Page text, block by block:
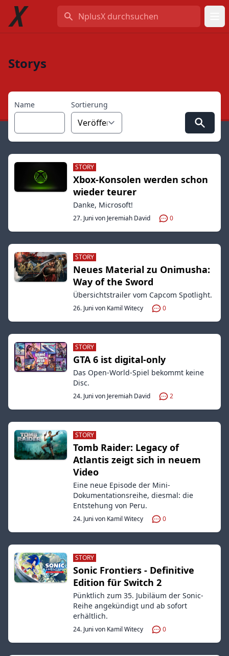
NplusX durchsuchen
Storys
STORY
Xbox-Konsolen werden schon
wieder teurer
Danke, Microsoft!
27. Juni von Jeremiah David 0
STORY
Neues Material zu Onimusha:
Way of the Sword
Übersichtstrailer vom Capcom Spotlight.
26. Juni von Kamil Witecy 0
STORY
GTA 6 ist digital-only
Das Open-World-Spiel bekommt keine
Disc.
24. Juni von Jeremiah David 2
STORY
Tomb Raider: Legacy of
Atlantis zeigt sich in neuem
Video
Eine neue Episode der Mini-
Dokumentationsreihe, diesmal: die
Entstehung von Peru.
24. Juni von Kamil Witecy 0
STORY
Sonic Frontiers - Definitive
Edition für Switch 2
Pünktlich zum 35. Jubiläum der Sonic-
Reihe angekündigt und ab sofort
erhältlich.
24. Juni von Kamil Witecy 0
Name Sortierung